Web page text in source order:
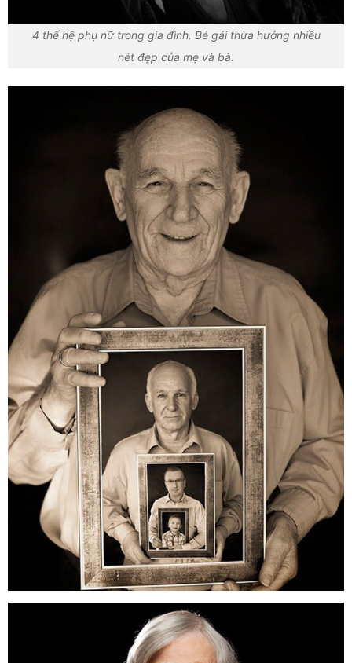
4 thế hệ phụ nữ trong gia đình. Bé gái thừa hưởng nhiều
nét đẹp của mẹ và bà.